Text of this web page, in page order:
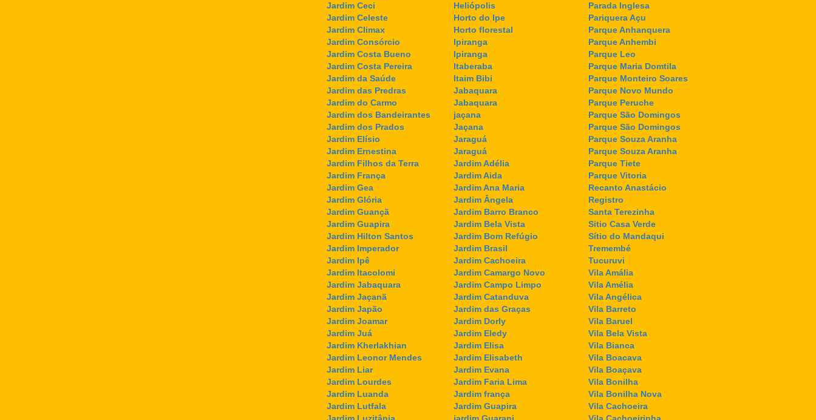
Jardim Ceci
Jardim Celeste
Jardim Climax
Jardim Consórcio
Jardim Costa Bueno
Jardim Costa Pereira
Jardim da Saúde
Jardim das Predras
Jardim do Carmo
Jardim dos Bandeirantes
Jardim dos Prados
Jardim Elísio
Jardim Ernestina
Jardim Filhos da Terra
Jardim França
Jardim Gea
Jardim Glória
Jardim Guançã
Jardim Guapira
Jardim Hilton Santos
Jardim Imperador
Jardim Ipê
Jardim Itacolomi
Jardim Jabaquara
Jardim Jaçanã
Jardim Japão
Jardim Joamar
Jardim Juá
Jardim Kherlakhian
Jardim Leonor Mendes
Jardim Liar
Jardim Lourdes
Jardim Luanda
Jardim Lutfala
Heliópolis
Horto do Ipe
Horto florestal
Ipiranga
Ipiranga
Itaberaba
Itaim Bibi
Jabaquara
Jabaquara
jaçana
Jaçana
Jaraguá
Jaraguá
Jardim Adélia
Jardim Aida
Jardim Ana Maria
Jardim Ângela
Jardim Barro Branco
Jardim Bela Vista
Jardim Bom Refúgio
Jardim Brasil
Jardim Cachoeira
Jardim Camargo Novo
Jardim Campo Limpo
Jardim Catanduva
Jardim das Graças
Jardim Dorly
Jardim Eledy
Jardim Elisa
Jardim Elisabeth
Jardim Evana
Jardim Faria Lima
Jardim frança
Jardim Guapira
Parada Inglesa
Pariquera Açu
Parque Anhanquera
Parque Anhembi
Parque Leo
Parque Maria Domtila
Parque Monteiro Soares
Parque Novo Mundo
Parque Peruche
Parque São Domingos
Parque São Domingos
Parque Souza Aranha
Parque Souza Aranha
Parque Tiete
Parque Vitoria
Recanto Anastácio
Registro
Santa Terezinha
Sitio Casa Verde
Sítio do Mandaqui
Tremembé
Tucuruvi
Vila Amália
Vila Amélia
Vila Angélica
Vila Barreto
Vila Baruel
Vila Bela Vista
Vila Bianca
Vila Boacava
Vila Boaçava
Vila Bonilha
Vila Bonilha Nova
Vila Cachoeira